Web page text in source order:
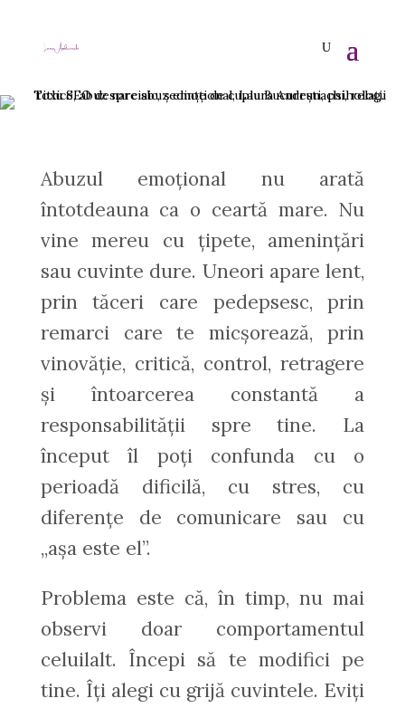
Abuzul emoțional nu arată
întotdeauna ca o ceartă mare. Nu
vine mereu cu țipete, amenințări
sau cuvinte dure. Uneori apare lent,
prin tăceri care pedepsesc, prin
remarci care te micșorează, prin
vinovăție, critică, control, retragere
și întoarcerea constantă a
responsabilității spre tine. La
început îl poți confunda cu o
perioadă dificilă, cu stres, cu
diferențe de comunicare sau cu
„așa este el”.
Problema este că, în timp, nu mai
observi doar comportamentul
celuilalt. Începi să te modifici pe
tine. Îți alegi cu grijă cuvintele. Eviți